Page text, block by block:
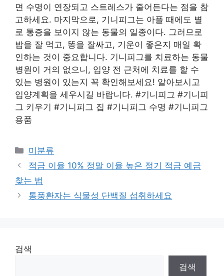
면 수명이 연장되고 스트레스가 줄어든다는 점을 참
고하세요. 마지막으로, 기니피그는 아플 때에도 별
로 통증을 보이지 않는 동물의 일종이다. 그러므로
밥을 잘 먹고, 똥을 잘싸고, 기운이 좋은지 매일 확
인하는 것이 중요합니다. 기니피그를 치료하는 동물
병원이 거의 없으니, 입양 전 근처에 치료를 할 수
있는 병원이 있는지 꼭 확인해보세요! 알아보시고
입양계획을 세우시길 바랍니다. #기니피그 #기니피
그 키우기 #기니피그 집 #기니피그 수명 #기니피그
용품
Categories
미분류
적금 이율 10% 정말 이율 높은 정기 적금 예금
찾는 법
통풍환자는 식물성 단백질 섭취하세요
검색
검색